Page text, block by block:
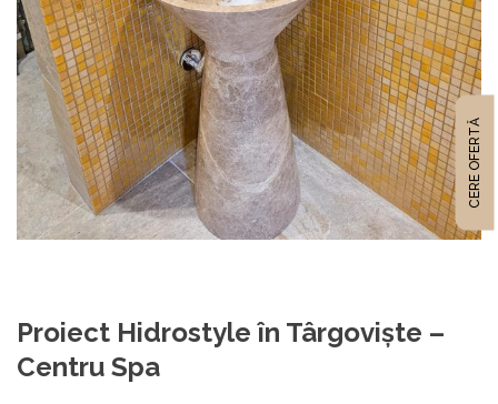
Proiect Hidrostyle în Târgoviște –
Centru Spa
CERE OFERTĂ